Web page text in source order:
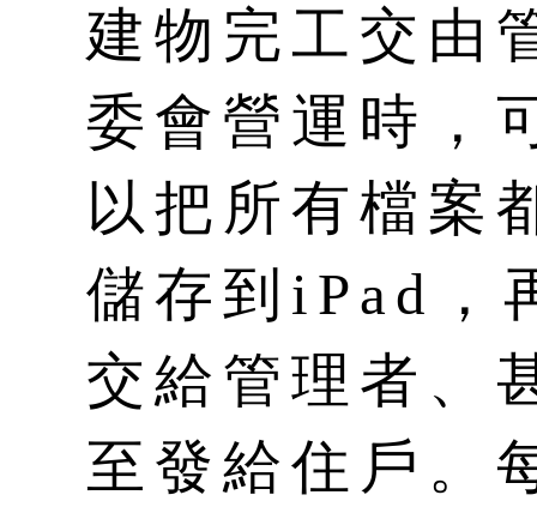
建物完工交由
委會營運時，
以把所有檔案
儲存到iPad，
交給管理者、
至發給住戶。